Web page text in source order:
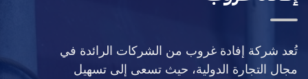
تُعد شركة إفادة غروب من الشركات الرائدة في
مجال التجارة الدولية، حيث تسعى إلى تسهيل